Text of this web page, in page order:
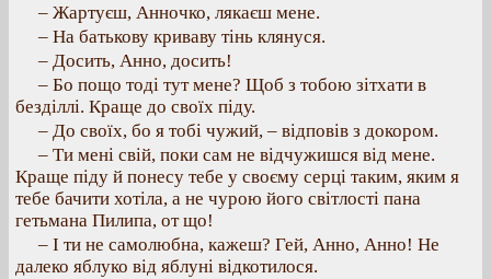
– Жартуєш, Анночко, лякаєш мене.
– На батькову криваву тінь клянуся.
– Досить, Анно, досить!
– Бо пощо тоді тут мене? Щоб з тобою зітхати в
безділлі. Краще до своїх піду.
– До своїх, бо я тобі чужий, – відповів з докором.
– Ти мені свій, поки сам не відчужишся від мене.
Краще піду й понесу тебе у своєму серці таким, яким я
тебе бачити хотіла, а не чурою його світлості пана
гетьмана Пилипа, от що!
– І ти не самолюбна, кажеш? Гей, Анно, Анно! Не
далеко яблуко від яблуні відкотилося.